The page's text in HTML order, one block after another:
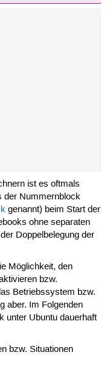
ist es oftmals
der Nummernblock
genannt) beim Start der
ohne separaten
Doppelbelegung der
Möglichkeit, den
bzw.
Betriebssystem bzw.
aber. Im Folgenden
unter Ubuntu dauerhaft
bzw. Situationen